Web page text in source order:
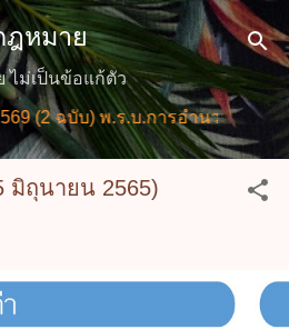
ไปที่เนื้อหาหลัก
ฎหมาย
ไม่เป็นข้อแก้ตัว
ฉบับ) พ.ร.บ.การอำนวยการความ
มิถุนายน 2565)